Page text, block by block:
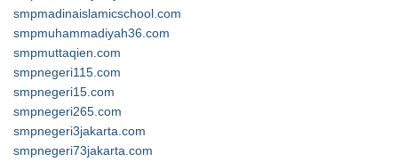
smpmadinaislamicschool.com
smpmuhammadiyah36.com
smpmuttaqien.com
smpnegeri115.com
smpnegeri15.com
smpnegeri265.com
smpnegeri3jakarta.com
smpnegeri73jakarta.com